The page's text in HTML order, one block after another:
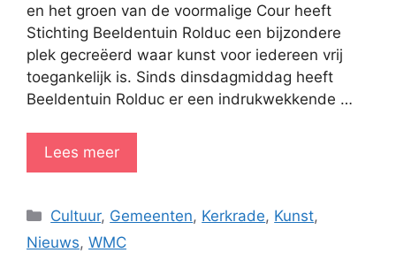
en het groen van de voormalige Cour heeft
Stichting Beeldentuin Rolduc een bijzondere
plek gecreëerd waar kunst voor iedereen vrij
toegankelijk is. Sinds dinsdagmiddag heeft
Beeldentuin Rolduc er een indrukwekkende …
Lees meer
Categorieën
Cultuur, Gemeenten, Kerkrade, Kunst,
Nieuws, WMC